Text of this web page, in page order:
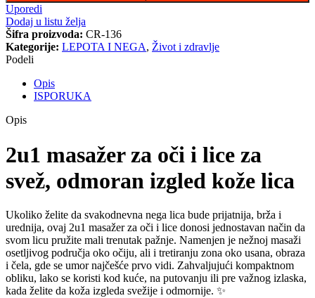
Uporedi
Dodaj u listu želja
Šifra proizvoda: CR-136
Kategorije: LEPOTA I NEGA, Život i zdravlje
Podeli
Opis
ISPORUKA
Opis
2u1 masažer za oči i lice za
svež, odmoran izgled kože lica
Ukoliko želite da svakodnevna nega lica bude prijatnija, brža i
urednija, ovaj 2u1 masažer za oči i lice donosi jednostavan način da
svom licu pružite mali trenutak pažnje. Namenjen je nežnoj masaži
osetljivog područja oko očiju, ali i tretiranju zona oko usana, obraza
i čela, gde se umor najčešće prvo vidi. Zahvaljujući kompaktnom
obliku, lako se koristi kod kuće, na putovanju ili pre važnog izlaska,
kada želite da koža izgleda svežije i odmornije. ✨